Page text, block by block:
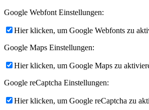
Google Webfont Einstellungen:
Hier klicken, um Google Webfonts zu
Google Maps Einstellungen:
Hier klicken, um Google Maps zu
Google reCaptcha Einstellungen:
Hier klicken, um Google reCaptcha zu